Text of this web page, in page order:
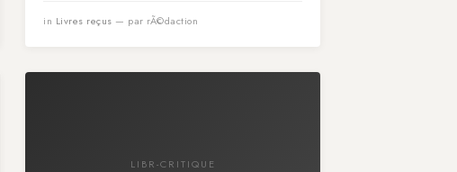
in Livres reçus — par rÃ©daction
LIBR-CRITIQUE